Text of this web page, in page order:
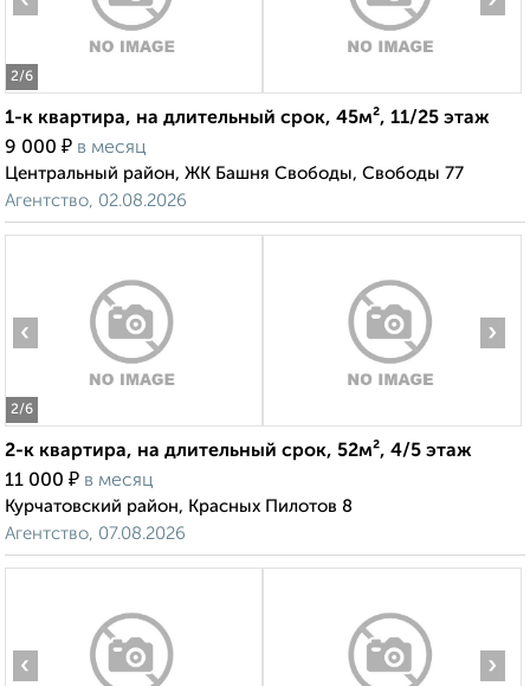
2/6
1-к квартира, на длительный срок, 45м², 11/25 этаж
9 000 ₽ в месяц
Центральный район, ЖК Башня Свободы, Свободы 77
Агентство, 02.08.2026
2/6
‹ ›
2-к квартира, на длительный срок, 52м², 4/5 этаж
11 000 ₽ в месяц
Курчатовский район, Красных Пилотов 8
Агентство, 07.08.2026
‹ ›